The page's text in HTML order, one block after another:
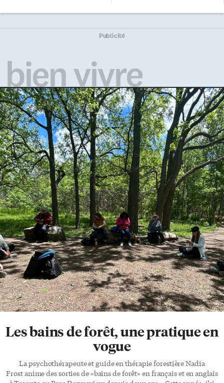
unique pour offrir des soins
arrivants, notamment issus de
sociaux et médicaux se croisent
avec une acuité particulière.
Pour la directrice générale du
Centre de santé
communautaire Black Creek,
Cheryl Prescod, l’accès aux
soins de santé ne peut pas se
dissocier de la justice sociale.
«Quand on pense à l’équité, ce
n’est pas donner à tous les […]
progressistes-conservateurs de
une déclaration mettant en
TGV qui doit relier Québec et
Toronto. Ces élus comprennent
le député de Glengarry-
Prescott-Russell, Stéphane
Sarrazin, le leader
parlementaire du
gouvernement, Steve Clark, et
les ministres Nolan Quinn et
David Piccini, […]
Publicité
bien vivre
Les bains de forêt, une pratique en
vogue
La psychothérapeute et guide en thérapie forestière Nadia
Frost anime des sorties de «bains de forêt» en français et en anglais